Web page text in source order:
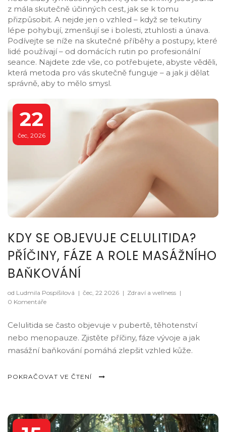
z mála skutečně účinných cest, jak se k tomu
přizpůsobit. A nejde jen o vzhled – když se tekutiny
lépe pohybují, zmenšují se i bolesti, ztuhlosti a únava.
Podívejte se níže na skutečné příběhy a postupy, které
lidé používají – od domácích rutin po profesionální
seance. Najdete zde vše, co potřebujete, abyste věděli,
která metoda pro vás skutečně funguje – a jak ji dělat
správně, aby to mělo smysl.
22
čec, 2026
KDY SE OBJEVUJE CELULITIDA?
PŘÍČINY, FÁZE A ROLE MASÁŽNÍHO
BAŇKOVÁNÍ
od Ludmila Pospíšilová | čec, 22 2026 | Zdraví a wellness |
0 Komentáře
Celulitida se často objevuje v pubertě, těhotenství
nebo menopauze. Zjistěte příčiny, fáze vývoje a jak
masážní baňkování pomáhá zlepšit vzhled kůže.
POKRAČOVAT VE ČTENÍ